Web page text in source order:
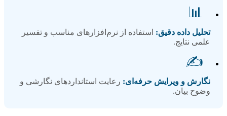
📊
تحلیل داده دقیق: استفاده از نرم‌افزارهای مناسب و تفسیر
علمی نتایج.
✍️
نگارش و ویرایش حرفه‌ای: رعایت استانداردهای نگارشی و
وضوح بیان.